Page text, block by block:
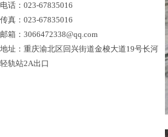
电话：023-67835016
传真：023-67835016
邮箱：3066472338@qq.com
地址：重庆渝北区回兴街道金梭大道19号长河
轻轨站2A出口